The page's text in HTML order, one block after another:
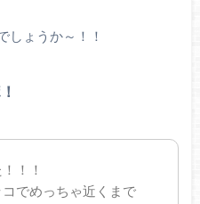
しょうか～！！
！！
でめっちゃ近くまで